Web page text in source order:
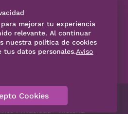
Consultas
SÍGUENOS
Código de Ética
mejorar tu experiencia
relevante. Al continuar
nuestra política de cookies
datos personales.Aviso
Cookies